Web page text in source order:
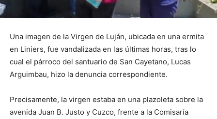
Una imagen de la Virgen de Luján, ubicada en una ermita
en Liniers, fue vandalizada en las últimas horas, tras lo
cual el párroco del santuario de San Cayetano, Lucas
Arguimbau, hizo la denuncia correspondiente.
Precisamente, la virgen estaba en una plazoleta sobre la
avenida Juan B. Justo y Cuzco, frente a la Comisaría